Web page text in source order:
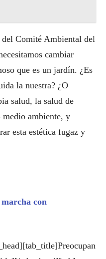
Comité Ambiental del
cambiar
que es un jardín. ¿Es
la nuestra? ¿O
salud, la salud de
medio ambiente, y
esta estética fugaz y
con